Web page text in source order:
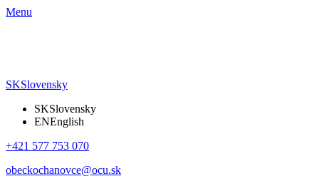
Menu
SKSlovensky
SKSlovensky
ENEnglish
+421 577 753 070
obeckochanovce@ocu.sk